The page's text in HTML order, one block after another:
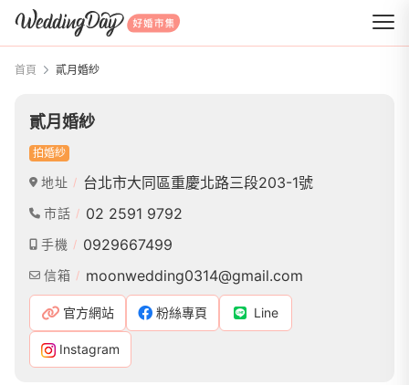
WeddingDay 好婚市集
首頁 貳月婚紗
貳月婚紗
拍婚紗
地址 台北市大同區重慶北路三段203-1號
市話 02 2591 9792
手機 0929667499
信箱 moonwedding0314@gmail.com
官方網站 粉絲專頁 Line
Instagram